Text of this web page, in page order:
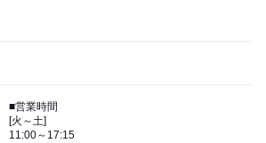
■営業時間
[火～土]
11:00～17:15